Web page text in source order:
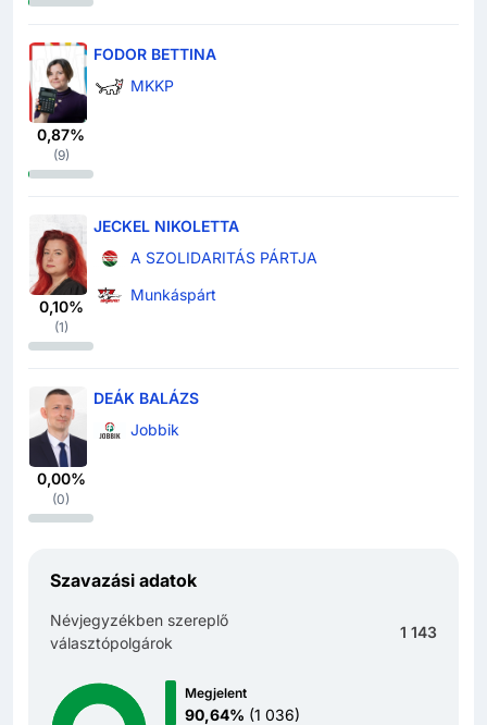
0,87%
(9)
FODOR BETTINA
MKKP
0,10%
(1)
JECKEL NIKOLETTA
A SZOLIDARITÁS PÁRTJA
Munkáspárt
0,00%
(0)
DEÁK BALÁZS
Jobbik
Szavazási adatok
Névjegyzékben szereplő
választópolgárok
1 143
Megjelent
90,64% (1 036)